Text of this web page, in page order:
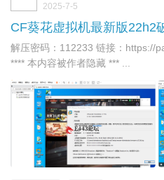
2025-7-5
CF葵花虚拟机最新版22h2
解压密码：112233 链接：https://
**** 本内容被作者隐藏 *** ...